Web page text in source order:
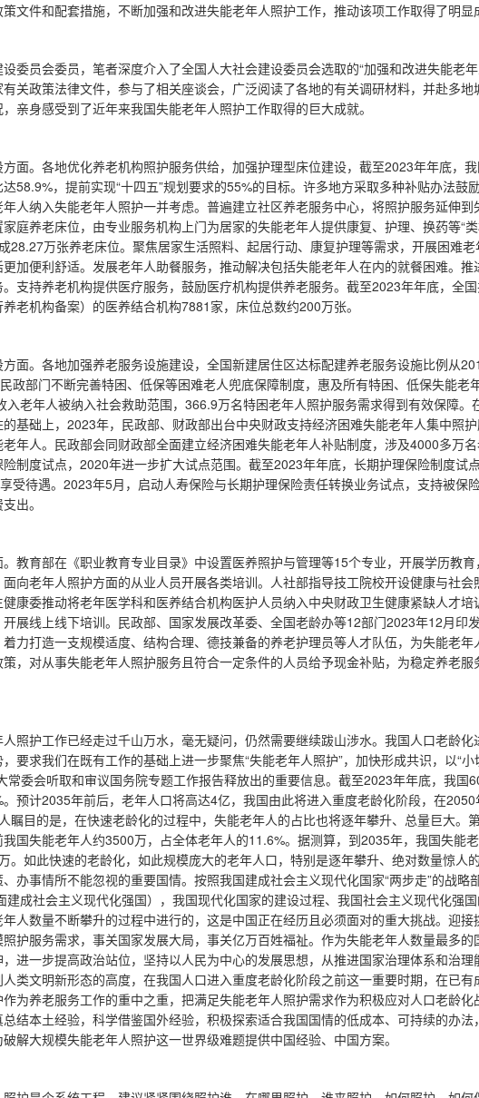
文件和配套措施，不断加强和改进失能老年人照护工作，推动该项工作取得了明显
委员会委员，笔者深度介入了全国人大社会建设委员会选取的“加强和改进失能老
关政策法律文件，参与了相关座谈会，广泛阅读了各地的有关调研材料，并赴多
亲身感受到了近年来我国失能老年人照护工作取得的巨大成就。
面。各地优化养老机构照护服务供给，加强护理型床位建设，截至2023年年底，
58.9%，提前实现“十四五”规划要求的55%的目标。许多地方采取多种补贴办法鼓
人纳入失能老年人照护一并考虑。普遍建立社区养老服务中心，将照护服务延伸
庭养老床位，由专业服务机构上门为居家的失能老年人提供康复、护理、换药等“
28.27万张养老床位。聚焦居家生活照料、起居行动、康复护理等需求，开展困难老
加便利舒适。发展老年人助餐服务，推动解决包括失能老年人在内的就餐困难。推
支持养老机构提供医疗服务，鼓励医疗机构提供养老服务。截至2023年年底，全国
老机构备案）的医养结合机构7881家，床位总数约200万张。
面。各地加强养老服务设施建设，全国新建居住区达标配建养老服务设施比例从
政部门不断完善特困、低保等困难老人兜底保障制度，惠及所有特困、低保失能老
入老年人被纳入社会救助范围，366.9万名特困老年人照护服务需求得到有效保障。
基础上，2023年，民政部、财政部出台中央财政支持经济困难失能老年人集中照
年人。民政部会同财政部全面建立经济困难失能老年人补贴制度，涉及4000多万
制度试点，2020年进一步扩大试点范围。截至2023年年底，长期护理保险制度试
受待遇。2023年5月，启动人寿保险与长期护理保险责任转换业务试点，支持被保
出。
教育部在《职业教育专业目录》中设置医养照护与管理等15个专业，开展学历教育
向老年人照护方面的从业人员开展各类培训。人社部指导技工院校开设健康与社
康委推动将老年医学科和医养结合机构医护人员纳入中央财政卫生健康紧缺人才
展线上线下培训。民政部、国家发展改革委、全国老龄办等12部门2023年12月印
力打造一支规模适度、结构合理、德技兼备的养老护理员等人才队伍，为失能老年
，对从事失能老年人照护服务且符合一定条件的人员给予现金补贴，为稳定养老
照护工作已经走过千山万水，毫无疑问，仍然需要继续跋山涉水。我国人口老龄
要求我们在既有工作的基础上进一步聚焦“失能老年人照护”，加快形成共识，以“小
常委会听取和审议国务院专题工作报告释放出的重要信息。截至2023年年底，我国
预计2035年前后，老年人口将高达4亿，我国由此将进入重度老龄化阶段，在
瞩目的是，在快速老龄化的过程中，失能老年人的占比也将逐年攀升、总量巨大。
国失能老年人约3500万，占全体老年人的11.6%。据测算，到2035年，我国失能老
。如此快速的老龄化，如此规模庞大的老年人口，特别是逐年攀升、绝对数量惊人
办事情所不能忽视的重要国情。按照我国建成社会主义现代化国家“两步走”的战略
建成社会主义现代化强国），我国现代化国家的建设过程、我国社会主义现代化强
人数量不断攀升的过程中进行的，这是中国正在经历且必须面对的重大挑战。迎接
护服务需求，事关国家发展大局，事关亿万百姓福祉。作为失能老年人数量最多的
进一步提高政治站位，坚持以人民为中心的发展思想，从推进国家治理体系和治理
类文明新形态的高度，在我国人口进入重度老龄化阶段之前这一重要时期，在已
为养老服务工作的重中之重，把满足失能老年人照护需求作为积极应对人口老龄
结本土经验，科学借鉴国外经验，积极探索适合我国国情的低成本、可持续的办法
解大规模失能老年人照护这一世界级难题提供中国经验、中国方案。